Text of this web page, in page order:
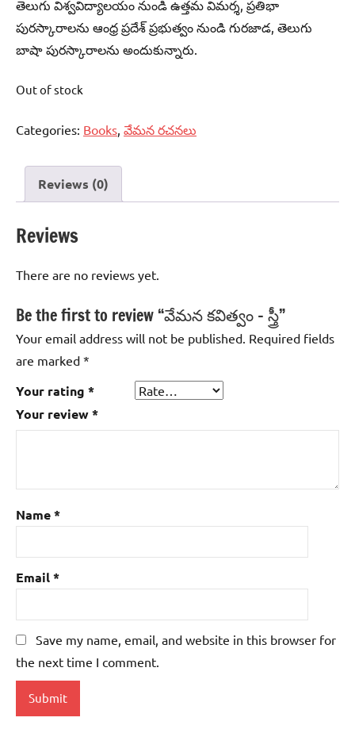
తెలుగు విశ్వవిద్యాలయం నుండి ఉత్తమ విమర్శ, ప్రతిభా
పురస్కారాలను ఆంధ్ర ప్రదేశ్‌ ప్రభుత్వం నుండి గురజాడ, తెలుగు
బాషా పురస్కారాలను అందుకున్నారు.
Out of stock
Categories: Books, వేమన రచనలు
Reviews (0)
Reviews
There are no reviews yet.
Be the first to review “వేమన కవిత్వం – స్త్రీ”
Your email address will not be published. Required fields
are marked *
Your rating *
Your review*
Name*
Email*
Save my name, email, and website in this browser for
the next time I comment.